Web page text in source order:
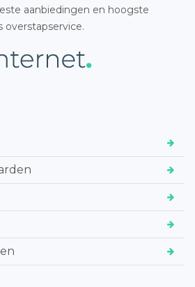
aanbiedingen en hoogste
overstapservice.